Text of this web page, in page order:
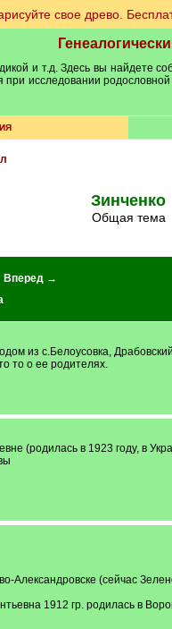
свое древо.
и т.д. Здесь вы найдете
исследовании
Зинченко
Общая тема
Вперед →
из с.Белоусовка,
то о ее родителях.
(родилась в 1923 году, в
(сейчас
1912 гр. родилась в